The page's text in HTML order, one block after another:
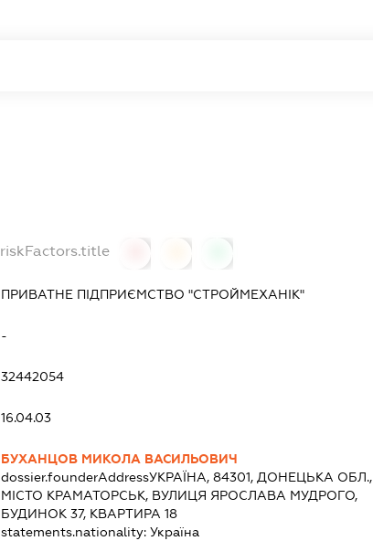
riskFactors.title
ПРИВАТНЕ ПІДПРИЄМСТВО "СТРОЙМЕХАНІК"
-
32442054
16.04.03
БУХАНЦОВ МИКОЛА ВАСИЛЬОВИЧ
dossier.founderAddressУКРАЇНА, 84301, ДОНЕЦЬКА ОБЛ.,
МІСТО КРАМАТОРСЬК, ВУЛИЦЯ ЯРОСЛАВА МУДРОГО,
БУДИНОК 37, КВАРТИРА 18
statements.nationality: Україна